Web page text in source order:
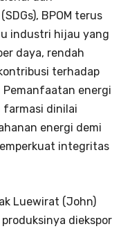
BPOM terus
industri hijau yang
daya, rendah
terhadap
Pemanfaatan energi
dinilai
energi demi
integritas
Luewirat (John)
diekspor